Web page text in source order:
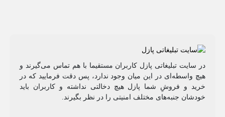
در سایت تبلیغاتی پازل کاربران مستقیما با هم تماس می‌گیرند و
هیچ واسطه‌ای در این میان وجود ندارد، پس دقت فرمایید که در
خرید و فروشِ شما پازل هیچ دخالتی نداشته و کاربران باید
خودشان جنبه‌های مختلف امنیتی را در نظر بگیرند.